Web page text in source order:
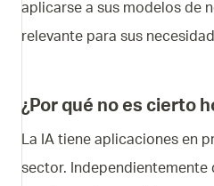
aplicarse a sus modelos de
relevante para sus
¿Por qué no es cierto
La IA tiene aplicaciones en
sector. Independientemente